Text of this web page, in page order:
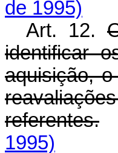
de 1995)
Art. 12.
identificar
aquisição,
referentes.
1995)